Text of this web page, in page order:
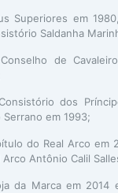
Superiores em
Saldanha
de
dos
em 1993;
do Real Arco em
Arco Antônio Calil
da Marca em 2014